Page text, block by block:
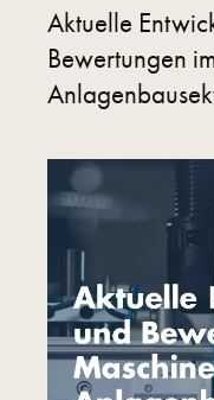
Aktuelle
Bewertungen